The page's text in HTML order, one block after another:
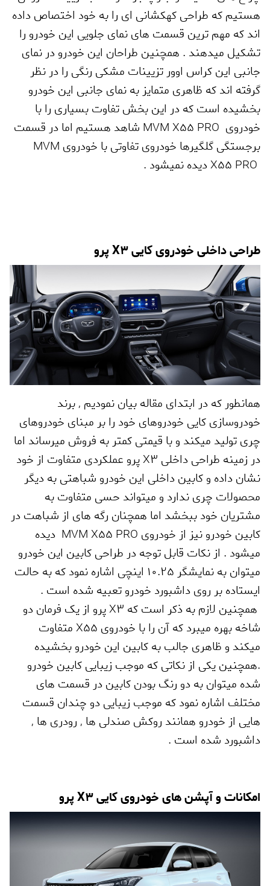
هستیم که طراحی کهکشانی ای را به خود اختصاص داده
اند که مهم ترین قسمت های نمای جلویی این خودرو را
تشکیل میدهند . همچنین طراحان این خودرو در نمای
جانبی این کراس اوور تزیینات مشکی رنگی را در نظر
گرفته اند که ظاهری متمایز به نمای جانبی این خودرو
بخشیده است که در این بخش تفاوت بسیاری را با
خودروی MVM X55 PRO شاهد هستیم اما در قسمت
برجستگی گلگیرها خودروی تفاوتی با خودروی MVM
X55 PROدیده نمیشود .
طراحی داخلی خودروی کاییX3پرو
همانطور که در ابتدای مقاله بیان نمودیم ,برند
خودروسازی کایی خودروهای خود را بر مبنای خودروهای
چری تولید میکند و با قیمتی کمتر به فروش میرساند اما
در زمینه طراحی داخلی X3پرو عملکردی متفاوت از خود
نشان داده و کابین داخلی این خودرو شباهتی به دیگر
محصولات چری ندارد و میتواند حسی متفاوت به
مشتریان خود ببخشد اما همچنان رگه های از شباهت در
کابین خودرو نیز از خودروی MVM X55 PRO دیده
میشود . از نکات قابل توجه در طراحی کابین این خودرو
میتوان به نمایشگر 10.25 اینچی اشاره نمود که به حالت
ایستاده بر روی داشبورد خودرو تعبیه شده است .
همچنین لازم به ذکر است که X3پرو از یک فرمان دو
شاخه بهره میبرد که آن را با خودروی X55متفاوت
میکند و ظاهری جالب به کابین این خودرو بخشیده
.همچنین یکی از نکاتی که موجب زیبایی کابین خودرو
شده میتوان به دو رنگ بودن کابین در قسمت های
مختلف اشاره نمود که موجب زیبایی دو چندان قسمت
هایی از خودرو همانند روکش صندلی ها ,رودری ها ,
داشبورد شده است .
امکانات و آپشن های خودروی کاییX3پرو